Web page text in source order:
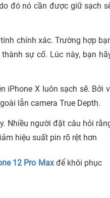
đó nó cần được giữ sạch
chính xác. Trường hợp
sự cố. Lúc này, bạn
iPhone X luôn sạch sẽ. Bởi
lẫn camera True Depth.
Nhiều người đặt câu hỏi
hiệu suất pin rõ rệt hơn
12 Pro Maxđể khôi phục